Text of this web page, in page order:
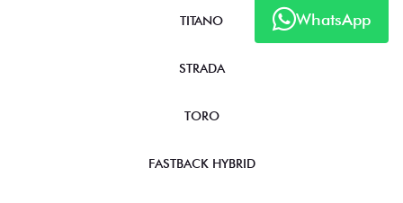
WhatsApp
TITANO
STRADA
TORO
FASTBACK HYBRID